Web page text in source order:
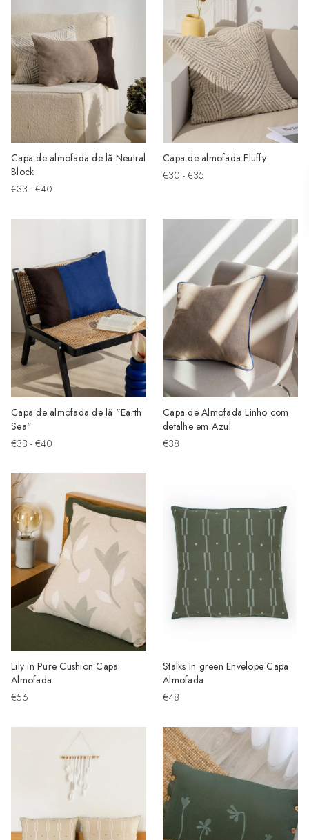
Capa de almofada de lã Neutral
Block
€33 - €40
Capa de almofada Fluffy
€30 - €35
Capa de almofada de lã "Earth
Sea"
€33 - €40
Capa de Almofada Linho com
detalhe em Azul
€38
Lily in Pure Cushion Capa
Almofada
€56
Stalks In green Envelope Capa
Almofada
€48